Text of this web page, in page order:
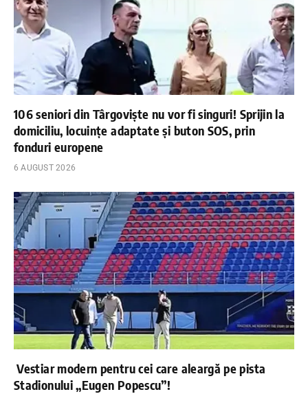
106 seniori din Târgoviște nu vor fi singuri! Sprijin la
domiciliu, locuințe adaptate și buton SOS, prin
fonduri europene
6 AUGUST 2026
Vestiar modern pentru cei care aleargă pe pista
Stadionului „Eugen Popescu”!